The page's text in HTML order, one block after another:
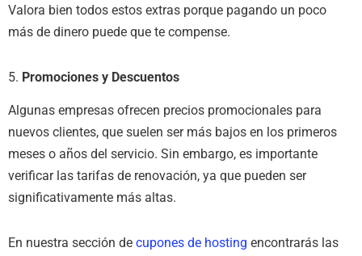
Valora bien todos estos extras porque pagando un poco
más de dinero puede que te compense.
5. Promociones y Descuentos
Algunas empresas ofrecen precios promocionales para
nuevos clientes, que suelen ser más bajos en los primeros
meses o años del servicio. Sin embargo, es importante
verificar las tarifas de renovación, ya que pueden ser
significativamente más altas.
En nuestra sección de cupones de hosting encontrarás las